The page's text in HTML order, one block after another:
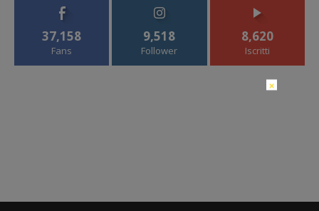
37,158
Fans
9,518
Follower
8,620
Iscritti
×